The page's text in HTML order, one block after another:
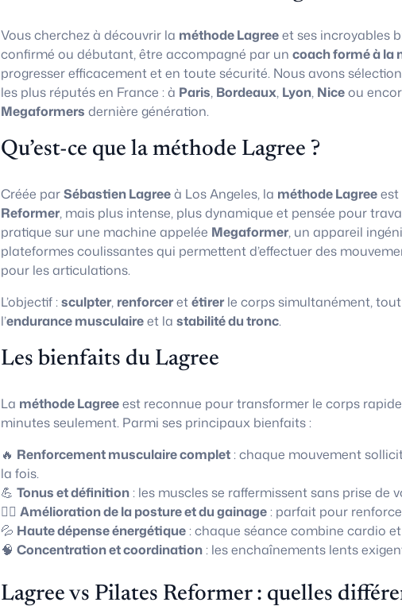
Vous cherchez à découvrir la méthode Lagreeet ses incroyables
confirmé ou débutant, être accompagné par un coach formé à la
progresser efficacement et en toute sécurité. Nous avons
les plus réputés en France : à Paris, Bordeaux, Lyon, Niceou
Megaformers dernière génération.
Qu’est-ce que la méthode Lagree ?
Créée parSébastien Lagreeà Los Angeles, la méthode Lagreeest
Reformer, mais plus intense, plus dynamique et pensée pour
pratique sur une machine appelée Megaformer, un appareil
plateformes coulissantes qui permettent d’effectuer des
pour les articulations.
L’objectif :sculpter, renforceretétirerle corps simultanément,
l’endurance musculaireet la stabilité du tronc.
Les bienfaits du Lagree
La méthode Lagreeest reconnue pour transformer le corps
minutes seulement. Parmi ses principaux bienfaits :
🔥 Renforcement musculaire complet: chaque mouvement
la fois.
💪 Tonus et définition: les muscles se raffermissent sans prise de
🧘‍♀️ Amélioration de la posture et du gainage: parfait pour
💦 Haute dépense énergétique: chaque séance combine cardio
🧠 Concentration et coordination: les enchaînements lents
Lagree vs Pilates Reformer : quelles